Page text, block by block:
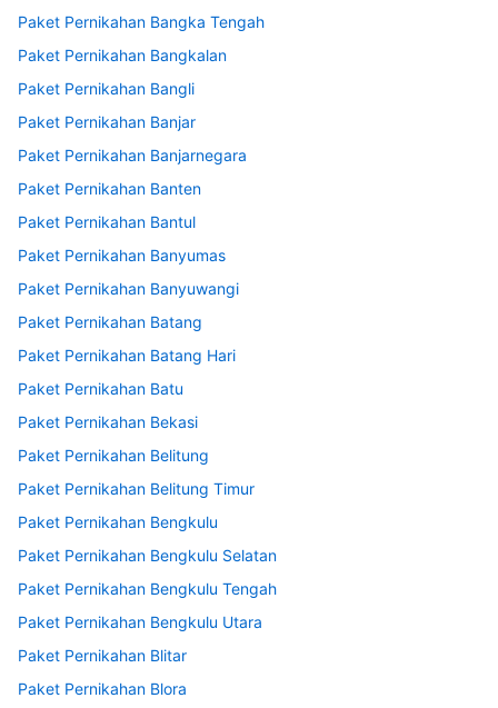
Paket Pernikahan Bangka Tengah
Paket Pernikahan Bangkalan
Paket Pernikahan Bangli
Paket Pernikahan Banjar
Paket Pernikahan Banjarnegara
Paket Pernikahan Banten
Paket Pernikahan Bantul
Paket Pernikahan Banyumas
Paket Pernikahan Banyuwangi
Paket Pernikahan Batang
Paket Pernikahan Batang Hari
Paket Pernikahan Batu
Paket Pernikahan Bekasi
Paket Pernikahan Belitung
Paket Pernikahan Belitung Timur
Paket Pernikahan Bengkulu
Paket Pernikahan Bengkulu Selatan
Paket Pernikahan Bengkulu Tengah
Paket Pernikahan Bengkulu Utara
Paket Pernikahan Blitar
Paket Pernikahan Blora